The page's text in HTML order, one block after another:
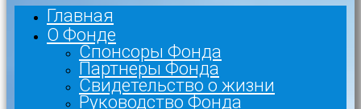
Главная
О Фонде
Спонсоры Фонда
Партнеры Фонда
Свидетельство о жизни
Руководство Фонда